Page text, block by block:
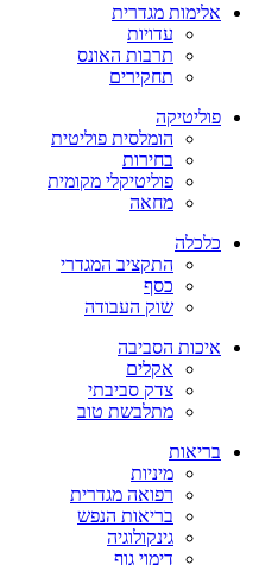
אלימות מגדרית
עדויות
תרבות האונס
תחקירים
פוליטיקה
הומלסית פוליטית
בחירות
פוליטיקלי מקומית
מחאה
כלכלה
התקציב המגדרי
כסף
שוק העבודה
איכות הסביבה
אקלים
צדק סביבתי
מתלבשת טוב
בריאות
מיניות
רפואה מגדרית
בריאות הנפש
גינקולוגיה
דימוי גוף